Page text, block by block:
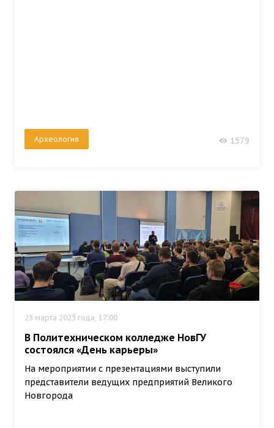
Археология 1579
23 марта 2023 года, 17:00
В Политехническом колледже НовГУ
состоялся «День карьеры»
На мероприятии с презентациями выступили
представители ведущих предприятий Великого
Новгорода